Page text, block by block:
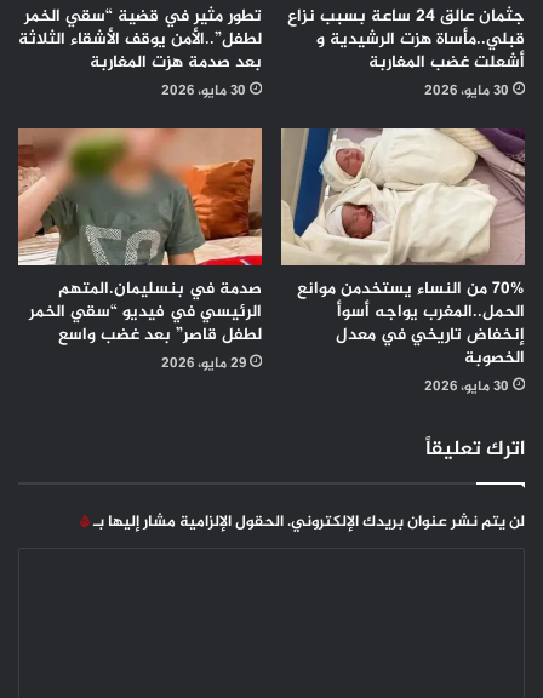
جثمان عالق 24 ساعة بسبب نزاع
قبلي..مأساة هزت الرشيدية و
أشعلت غضب المغاربة
30 مايو، 2026
تطور مثير في قضية “سقي الخمر
لطفل”..الأمن يوقف الأشقاء الثلاثة
بعد صدمة هزت المغاربة
30 مايو، 2026
70% من النساء يستخدمن موانع
الحمل..المغرب يواجه أسوأ
إنخفاض تاريخي في معدل
الخصوبة
30 مايو، 2026
صدمة في بنسليمان.المتهم
الرئيسي في فيديو “سقي الخمر
لطفل قاصر” بعد غضب واسع
29 مايو، 2026
اترك تعليقاً
لن يتم نشر عنوان بريدك الإلكتروني.الحقول الإلزامية مشار إليها بـ*